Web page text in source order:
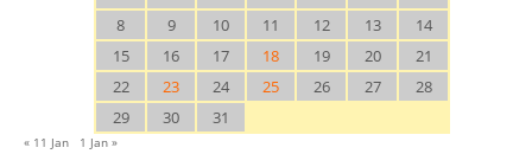
8
9 10 11 12 13
14
15
16 17 18 19 20
21
22
23 24 25 26 27
28
29
30 31
« 11 Jan 1 Jan »